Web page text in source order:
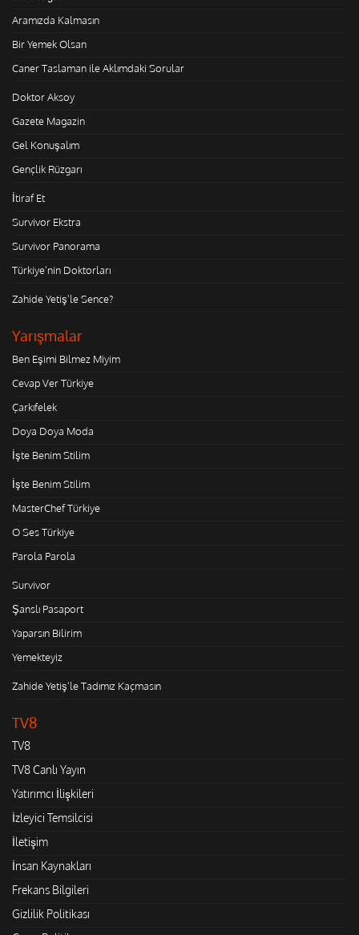
Aramızda Kalmasın
Bir Yemek Olsan
Caner Taslaman ile Aklımdaki Sorular
Doktor Aksoy
Gazete Magazin
Gel Konuşalım
Gençlik Rüzgarı
İtiraf Et
Survivor Ekstra
Survivor Panorama
Türkiye'nin Doktorları
Zahide Yetiş'le Sence?
Yarışmalar
Ben Eşimi Bilmez Miyim
Cevap Ver Türkiye
Çarkıfelek
Doya Doya Moda
İşte Benim Stilim
İşte Benim Stilim
MasterChef Türkiye
O Ses Türkiye
Parola Parola
Survivor
Şanslı Pasaport
Yaparsın Bilirim
Yemekteyiz
Zahide Yetiş'le Tadımız Kaçmasın
TV8
TV8
TV8 Canlı Yayın
Yatırımcı İlişkileri
İzleyici Temsilcisi
İletişim
İnsan Kaynakları
Frekans Bilgileri
Gizlilik Politikası